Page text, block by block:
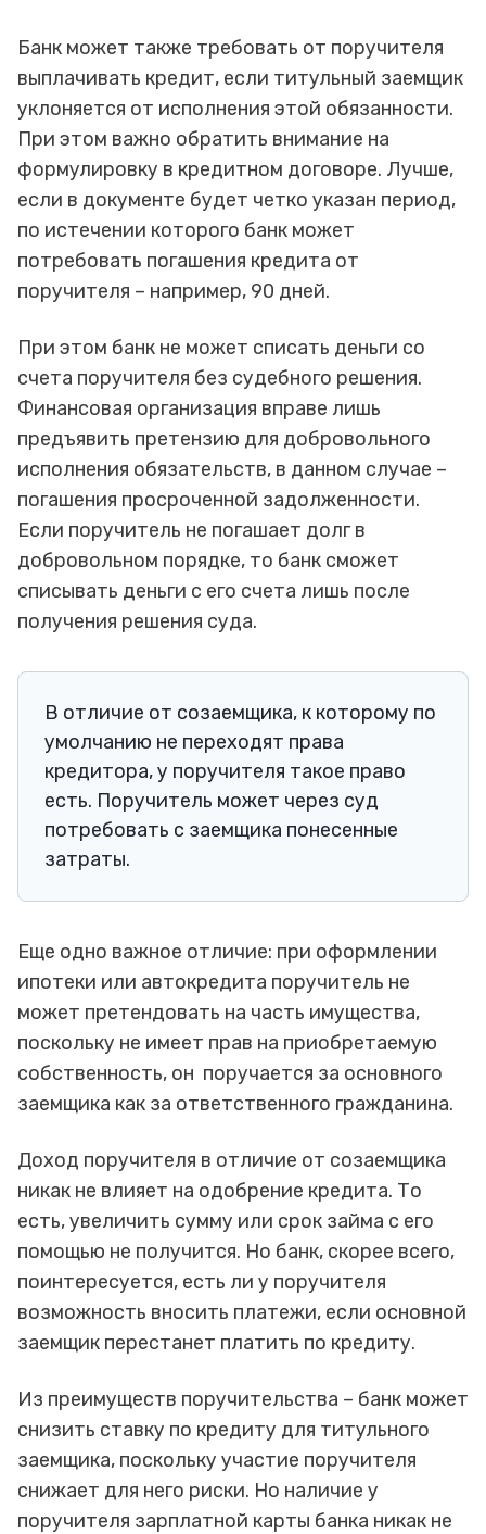
Банк может также требовать от поручителя
выплачивать кредит, если титульный заемщик
уклоняется от исполнения этой обязанности.
При этом важно обратить внимание на
формулировку в кредитном договоре. Лучше,
если в документе будет четко указан период,
по истечении которого банк может
потребовать погашения кредита от
поручителя – например, 90 дней.
При этом банк не может списать деньги со
счета поручителя без судебного решения.
Финансовая организация вправе лишь
предъявить претензию для добровольного
исполнения обязательств, в данном случае –
погашения просроченной задолженности.
Если поручитель не погашает долг в
добровольном порядке, то банк сможет
списывать деньги с его счета лишь после
получения решения суда.
В отличие от созаемщика, к которому по
умолчанию не переходят права
кредитора, у поручителя такое право
есть. Поручитель может через суд
потребовать с заемщика понесенные
затраты.
Еще одно важное отличие: при оформлении
ипотеки или автокредита поручитель не
может претендовать на часть имущества,
поскольку не имеет прав на приобретаемую
собственность, он поручается за основного
заемщика как за ответственного гражданина.
Доход поручителя в отличие от созаемщика
никак не влияет на одобрение кредита. То
есть, увеличить сумму или срок займа с его
помощью не получится. Но банк, скорее всего,
поинтересуется, есть ли у поручителя
возможность вносить платежи, если основной
заемщик перестанет платить по кредиту.
Из преимуществ поручительства – банк может
снизить ставку по кредиту для титульного
заемщика, поскольку участие поручителя
снижает для него риски. Но наличие у
поручителя зарплатной карты банка никак не